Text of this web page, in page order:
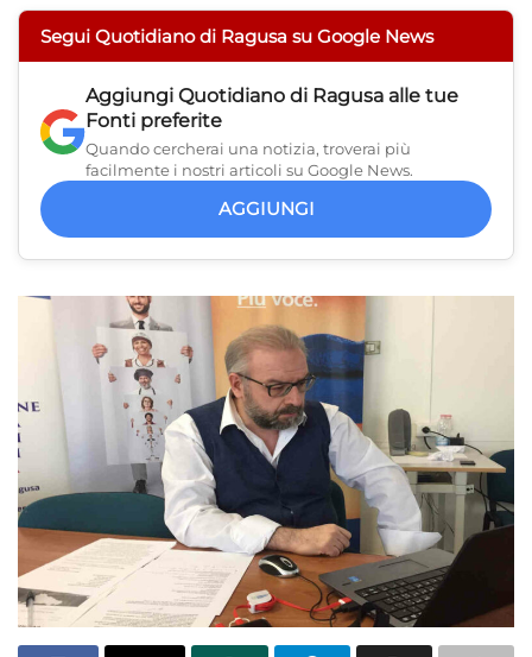
Segui Quotidiano di Ragusa su Google News
Aggiungi Quotidiano di Ragusa alle tue
Fonti preferite
Quando cercherai una notizia, troverai più
facilmente i nostri articoli su Google News.
AGGIUNGI